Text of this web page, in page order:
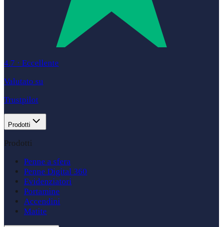
4.7 · Eccellente
Valutato su
Trustpilot
Prodotti
Prodotti
Penne a sfera
Penne Digital 360
Evidenziatori
Portamine
Accendini
Matite